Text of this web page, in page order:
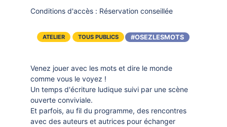
Conditions d'accès : Réservation conseillée
ATELIER TOUS PUBLICS #OSEZLESMOTS
Venez jouer avec les mots et dire le monde
comme vous le voyez !
Un temps d'écriture ludique suivi par une scène
ouverte conviviale.
Et parfois, au fil du programme, des rencontres
avec des auteurs et autrices pour échanger